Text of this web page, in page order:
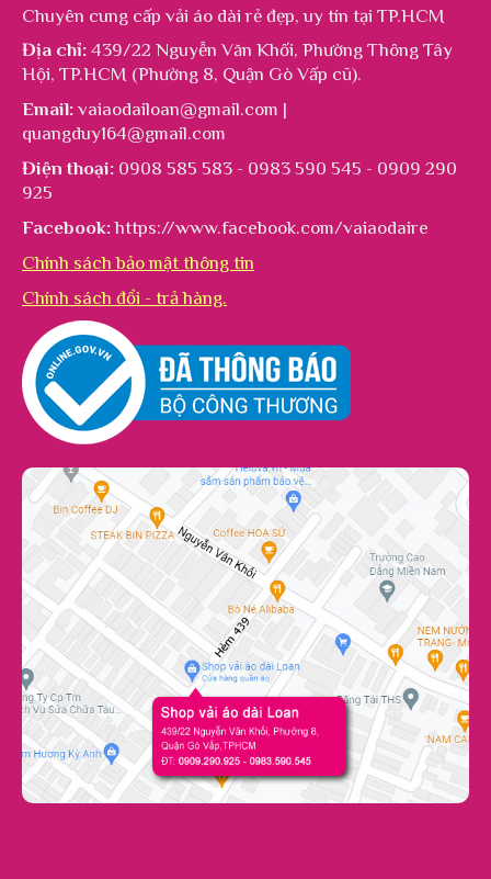
Chuyên cung cấp vải áo dài rẻ đẹp, uy tín tại TP.HCM
Địa chỉ: 439/22 Nguyễn Văn Khối, Phường Thông Tây
Hội, TP.HCM (Phường 8, Quận Gò Vấp cũ).
Email: vaiaodailoan@gmail.com |
quangduy164@gmail.com
Điện thoại: 0908 585 583 - 0983 590 545 - 0909 290
925
Facebook: https://www.facebook.com/vaiaodaire
Chính sách bảo mật thông tin
Chính sách đổi - trả hàng.